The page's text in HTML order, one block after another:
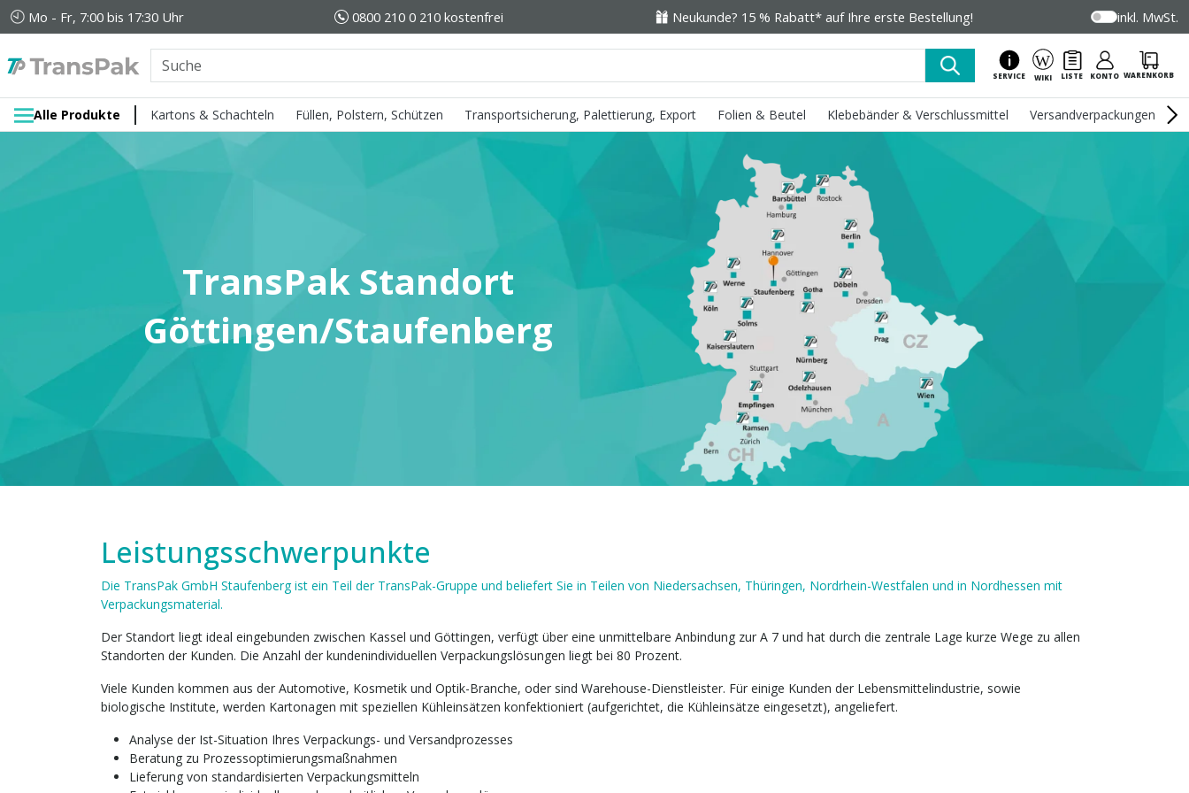
Mo - Fr, 7:00 bis 17:30 Uhr 0800 210 0 210 kostenfrei Neukunde? 15 % Rabatt* auf Ihre erste Bestellung! inkl. MwSt.
SERVICE WIKI LISTE KONTO WARENKORB
Alle Produkte Kartons & Schachteln Füllen, Polstern, Schützen Transportsicherung, Palettierung, Export Folien & Beutel Klebebänder & Verschlussmittel Versandverpackungen
TransPak Standort
Göttingen/Staufenberg
Leistungsschwerpunkte
Die TransPak GmbH Staufenberg ist ein Teil der TransPak-Gruppe und beliefert Sie in Teilen von Niedersachsen, Thüringen, Nordrhein-Westfalen und in Nordhessen mit
Verpackungsmaterial.
Der Standort liegt ideal eingebunden zwischen Kassel und Göttingen, verfügt über eine unmittelbare Anbindung zur A 7 und hat durch die zentrale Lage kurze Wege zu allen
Standorten der Kunden. Die Anzahl der kundenindividuellen Verpackungslösungen liegt bei 80 Prozent.
Viele Kunden kommen aus der Automotive, Kosmetik und Optik-Branche, oder sind Warehouse-Dienstleister. Für einige Kunden der Lebensmittelindustrie, sowie
biologische Institute, werden Kartonagen mit speziellen Kühleinsätzen konfektioniert (aufgerichtet, die Kühleinsätze eingesetzt), angeliefert.
Analyse der Ist-Situation Ihres Verpackungs- und Versandprozesses
Beratung zu Prozessoptimierungsmaßnahmen
Lieferung von standardisierten Verpackungsmitteln